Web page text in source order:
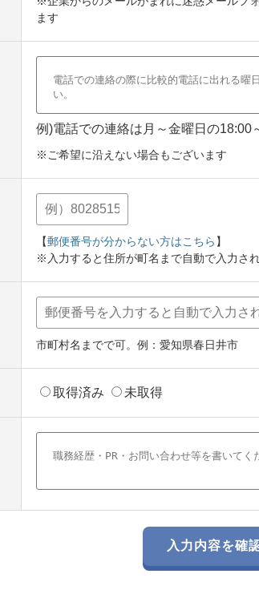
ます
例)電話での連絡は月～金曜日の18:00
※ご希望に沿えない場合もございます
【郵便番号が分からない方はこちら 】
※入力すると住所が町名まで自動で入力さ
市町村名までで可。例：愛知県春日井市
取得済み 未取得